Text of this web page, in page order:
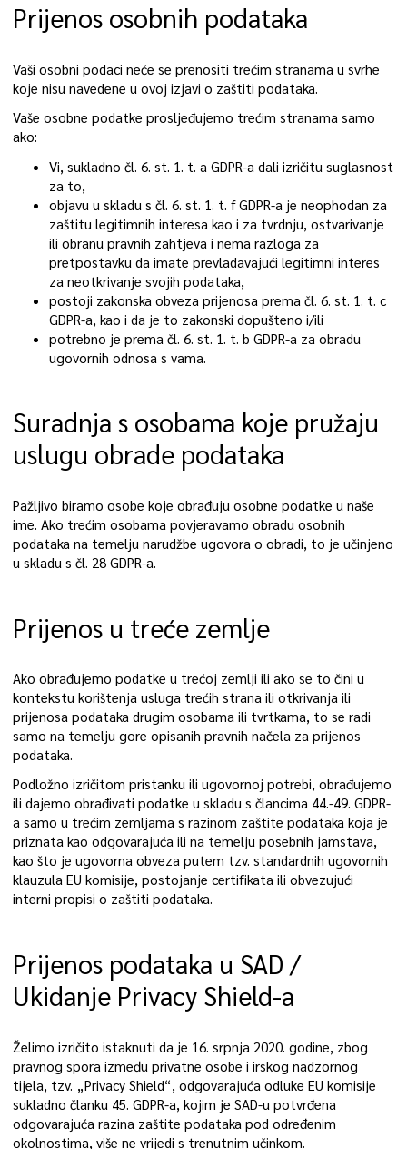
Prijenos osobnih podataka
Vaši osobni podaci neće se prenositi trećim stranama u svrhe
koje nisu navedene u ovoj izjavi o zaštiti podataka.
Vaše osobne podatke prosljeđujemo trećim stranama samo
ako:
Vi, sukladno čl. 6. st. 1. t. a GDPR-a dali izričitu suglasnost
za to,
objavu u skladu s čl. 6. st. 1. t. f GDPR-a je neophodan za
zaštitu legitimnih interesa kao i za tvrdnju, ostvarivanje
ili obranu pravnih zahtjeva i nema razloga za
pretpostavku da imate prevladavajući legitimni interes
za neotkrivanje svojih podataka,
postoji zakonska obveza prijenosa prema čl. 6. st. 1. t. c
GDPR-a, kao i da je to zakonski dopušteno i/ili
potrebno je prema čl. 6. st. 1. t. b GDPR-a za obradu
ugovornih odnosa s vama.
Suradnja s osobama koje pružaju
uslugu obrade podataka
Pažljivo biramo osobe koje obrađuju osobne podatke u naše
ime. Ako trećim osobama povjeravamo obradu osobnih
podataka na temelju narudžbe ugovora o obradi, to je učinjeno
u skladu s čl. 28 GDPR-a.
Prijenos u treće zemlje
Ako obrađujemo podatke u trećoj zemlji ili ako se to čini u
kontekstu korištenja usluga trećih strana ili otkrivanja ili
prijenosa podataka drugim osobama ili tvrtkama, to se radi
samo na temelju gore opisanih pravnih načela za prijenos
podataka.
Podložno izričitom pristanku ili ugovornoj potrebi, obrađujemo
ili dajemo obrađivati podatke u skladu s člancima 44.-49. GDPR-
a samo u trećim zemljama s razinom zaštite podataka koja je
priznata kao odgovarajuća ili na temelju posebnih jamstava,
kao što je ugovorna obveza putem tzv. standardnih ugovornih
klauzula EU komisije, postojanje certifikata ili obvezujući
interni propisi o zaštiti podataka.
Prijenos podataka u SAD /
Ukidanje Privacy Shield-a
Želimo izričito istaknuti da je 16. srpnja 2020. godine, zbog
pravnog spora između privatne osobe i irskog nadzornog
tijela, tzv. „Privacy Shield“, odgovarajuća odluke EU komisije
sukladno članku 45. GDPR-a, kojim je SAD-u potvrđena
odgovarajuća razina zaštite podataka pod određenim
okolnostima, više ne vrijedi s trenutnim učinkom.